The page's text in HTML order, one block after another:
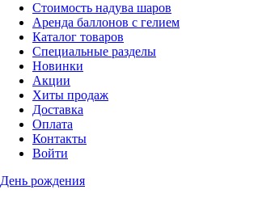
Стоимость надува шаров
Аренда баллонов с гелием
Каталог товаров
Специальные разделы
Новинки
Акции
Хиты продаж
Доставка
Оплата
Контакты
Войти
День рождения